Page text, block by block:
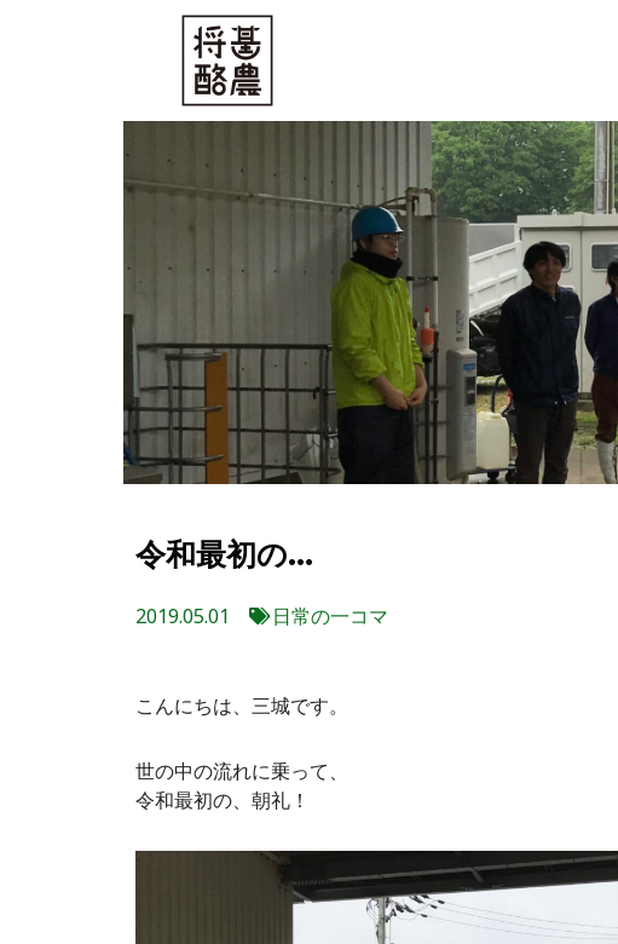
令和最初の…
2019.05.01 日常の一コマ
こんにちは、三城です。
世の中の流れに乗って、
令和最初の、朝礼！